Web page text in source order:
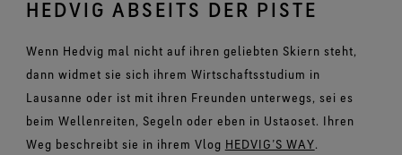
HEDVIG ABSEITS DER PISTE
Wenn Hedvig mal nicht auf ihren geliebten Skiern steht,
dann widmet sie sich ihrem Wirtschaftsstudium in
Lausanne oder ist mit ihren Freunden unterwegs, sei es
beim Wellenreiten, Segeln oder eben in Ustaoset. Ihren
Weg beschreibt sie in ihrem Vlog HEDVIG’S WAY.